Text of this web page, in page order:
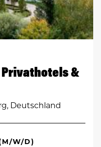
&
Deutschland
W/D)